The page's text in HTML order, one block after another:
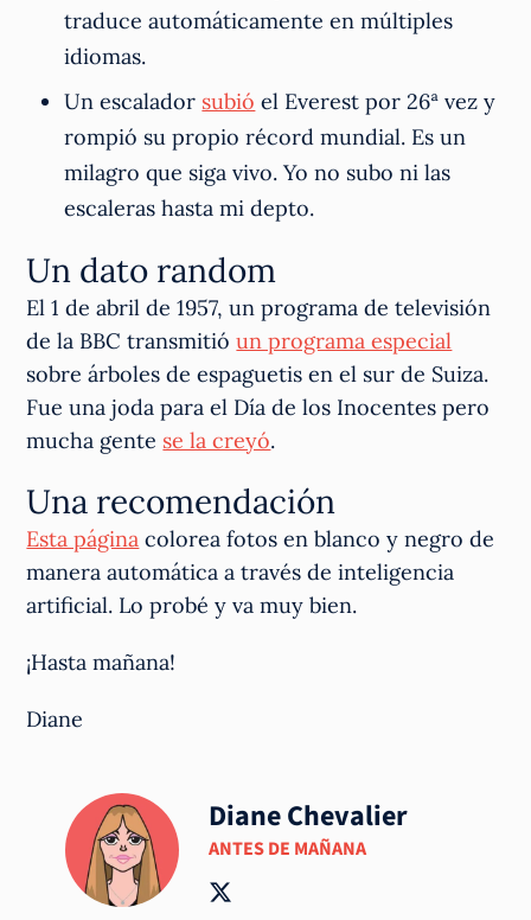
traduce automáticamente en múltiples
idiomas.
Un escalador subió el Everest por 26ª vez y
rompió su propio récord mundial. Es un
milagro que siga vivo. Yo no subo ni las
escaleras hasta mi depto.
Un dato random
El 1 de abril de 1957, un programa de televisión
de la BBC transmitióun programa especial
sobre árboles de espaguetis en el sur de Suiza.
Fue una joda para el Día de los Inocentes pero
mucha gente se la creyó.
Una recomendación
Esta página colorea fotos en blanco y negro de
manera automática a través de inteligencia
artificial. Lo probé y va muy bien.
¡Hasta mañana!
Diane
Diane Chevalier
ANTES DE MAÑANA